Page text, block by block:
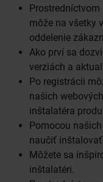
môže na všetky
oddelenie
Ako prví sa
verziách a
Po registrácii
našich
inštalatéra
Pomocou
naučiť
Môžete sa
inštalatéri.